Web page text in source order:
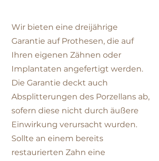
Wir bieten eine dreijährige
Garantie auf Prothesen, die auf
Ihren eigenen Zähnen oder
Implantaten angefertigt werden.
Die Garantie deckt auch
Absplitterungen des Porzellans ab,
sofern diese nicht durch äußere
Einwirkung verursacht wurden.
Sollte an einem bereits
restaurierten Zahn eine